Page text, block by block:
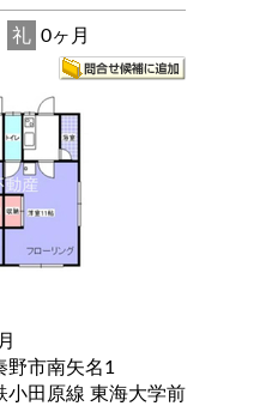
礼 0ヶ月
野市南矢名1
小田原線 東海大学前